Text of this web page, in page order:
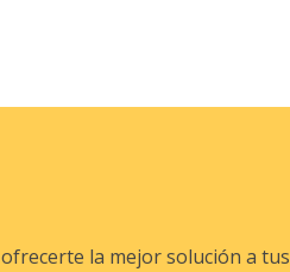
la mejor solución a tus